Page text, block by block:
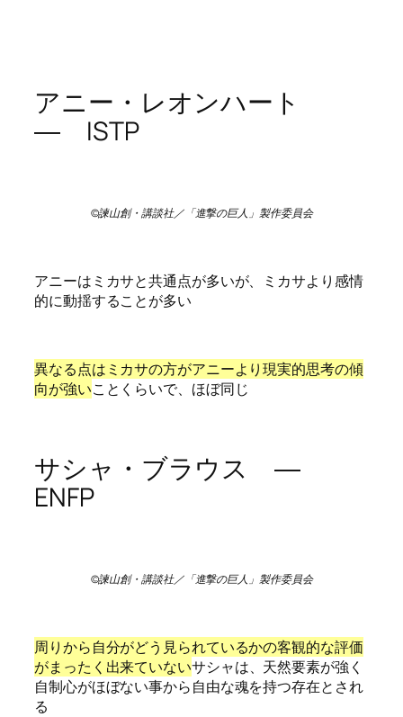
アニー・レオンハート
― ISTP
©諫山創・講談社／「進撃の巨人」製作委員会
アニーはミカサと共通点が多いが、ミカサより感情
的に動揺することが多い
異なる点はミカサの方がアニーより現実的思考の傾
向が強いことくらいで、ほぼ同じ
サシャ・ブラウス ―
ENFP
©諫山創・講談社／「進撃の巨人」製作委員会
周りから自分がどう見られているかの客観的な評価
がまったく出来ていないサシャは、天然要素が強く
自制心がほぼない事から自由な魂を持つ存在とされ
る